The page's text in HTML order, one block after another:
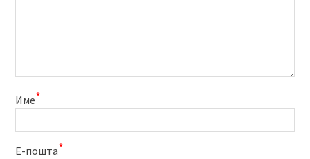
Име*
Е-пошта*